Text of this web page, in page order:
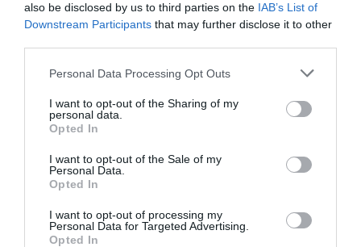
also be disclosed by us to third parties on the IAB’s List of
Downstream Participants that may further disclose it to other
Please note that this website/app uses one or more Google
not limited to your visit or usage behaviour. You may click to
grant or deny consent to Google and its third-party tags to
use your data for below specified purposes in below Google
consent section.
Personal Data Processing Opt Outs
I want to opt-out of the Sharing of my
personal data.
Opted In
I want to opt-out of the Sale of my
Personal Data.
Opted In
I want to opt-out of processing my
Personal Data for Targeted Advertising.
Opted In
A magyar hatóságok arra kérik a Libanonban
tartózkodó magyarokat, hogy haladéktalanul hagyják
el az országot a kereskedelmi légitársaságokkal, és